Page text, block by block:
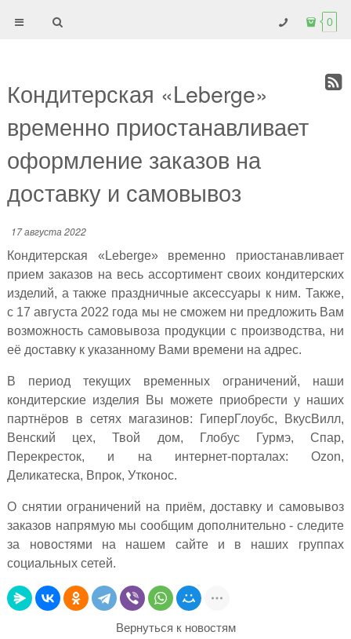
0
Кондитерская «Leberge»
временно приостанавливает
оформление заказов на
доставку и самовывоз
17 августа 2022
Кондитерская «Leberge» временно приостанавливает
прием заказов на весь ассортимент своих кондитерских
изделий, а также праздничные аксессуары к ним. Также,
с 17 августа 2022 года мы не сможем ни предложить Вам
возможность самовывоза продукции с производства, ни
её доставку к указанному Вами времени на адрес.
В период текущих временных ограничений, наши
кондитерские изделия Вы можете приобрести у наших
партнёров в сетях магазинов: ГиперГлоубс, ВкусВилл,
Венский цех, Твой дом, Глобус Гурмэ, Спар,
Перекресток, и на интернет-порталах: Ozon,
Деликатеска, Впрок, Утконос.
О снятии ограничений на приём, доставку и самовывоз
заказов напрямую мы сообщим дополнительно - следите
за новостями на нашем сайте и в наших группах
социальных сетей.
Вернуться к новостям